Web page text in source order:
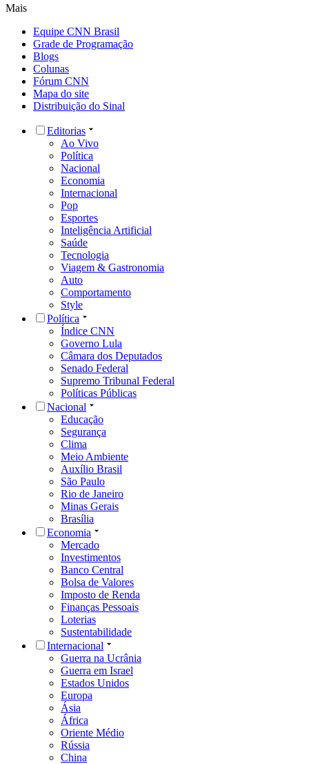
Mais
Equipe CNN Brasil
Grade de Programação
Blogs
Colunas
Fórum CNN
Mapa do site
Distribuição do Sinal
Editorias
Ao Vivo
Política
Nacional
Economia
Internacional
Pop
Esportes
Inteligência Artificial
Saúde
Tecnologia
Viagem & Gastronomia
Auto
Comportamento
Style
Política
Índice CNN
Governo Lula
Câmara dos Deputados
Senado Federal
Supremo Tribunal Federal
Políticas Públicas
Nacional
Educação
Segurança
Clima
Meio Ambiente
Auxílio Brasil
São Paulo
Rio de Janeiro
Minas Gerais
Brasília
Economia
Mercado
Investimentos
Banco Central
Bolsa de Valores
Imposto de Renda
Finanças Pessoais
Loterias
Sustentabilidade
Internacional
Guerra na Ucrânia
Guerra em Israel
Estados Unidos
Europa
Ásia
África
Oriente Médio
Rússia
China